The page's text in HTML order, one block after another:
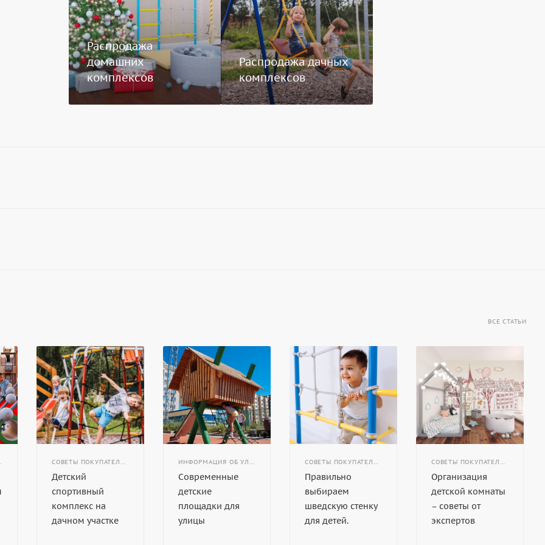
Распродажа
домашних
комплексов
Распродажа дачных
комплексов
ВСЕ СТАТЬИ
СОВЕТЫ ПОКУПАТЕЛЯМ
Детский
спортивный
комплекс на
дачном участке
ИНФОРМАЦИЯ ОБ УЛИЧНОМ ИГРОВОМ И СПОРТИВНОМ ОБОРУДОВАНИИ
Современные
детские
площадки для
улицы
СОВЕТЫ ПОКУПАТЕЛЯМ
Правильно
выбираем
шведскую стенку
для детей.
СОВЕТЫ ПОКУПАТЕЛЯМ
Организация
детской комнаты
– советы от
экспертов